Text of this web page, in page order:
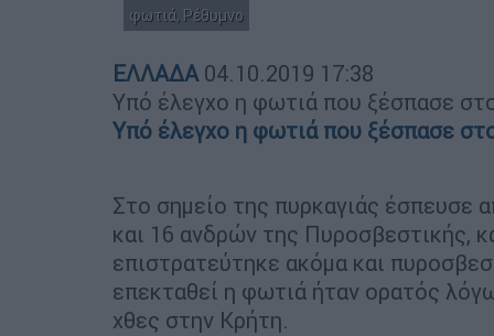
φωτιά, Ρέθυμνο
ΕΛΛΑΔΑ 04.10.2019 17:38
Υπό έλεγχο η φωτιά που ξέσπασε
Υπό έλεγχο η φωτιά που ξέσπασε
Στο σημείο της πυρκαγιάς έσπευσε
και 16 ανδρών της Πυροσβεστικής,
επιστρατεύτηκε ακόμα και
επεκταθεί η φωτιά ήταν ορατός
χθες στην Κρήτη.